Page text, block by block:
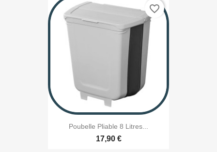
Poubelle Pliable 8 Litres...
17,90 €
favorite_border